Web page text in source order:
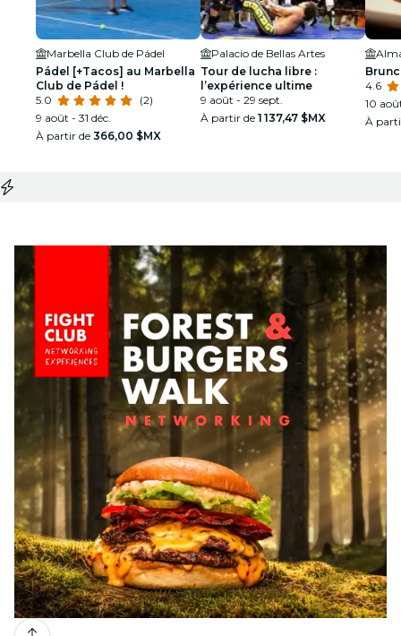
Marbella Club de Pádel
Pádel [+Tacos] au Marbella
Club de Pádel !
5.0
(2)
9 août - 31 déc.
À partir de 366,00 $MX
Palacio de Bellas Artes
Tour de lucha libre :
l’expérience ultime
9 août - 29 sept.
À partir de 1 137,47 $MX
4.6
10
À